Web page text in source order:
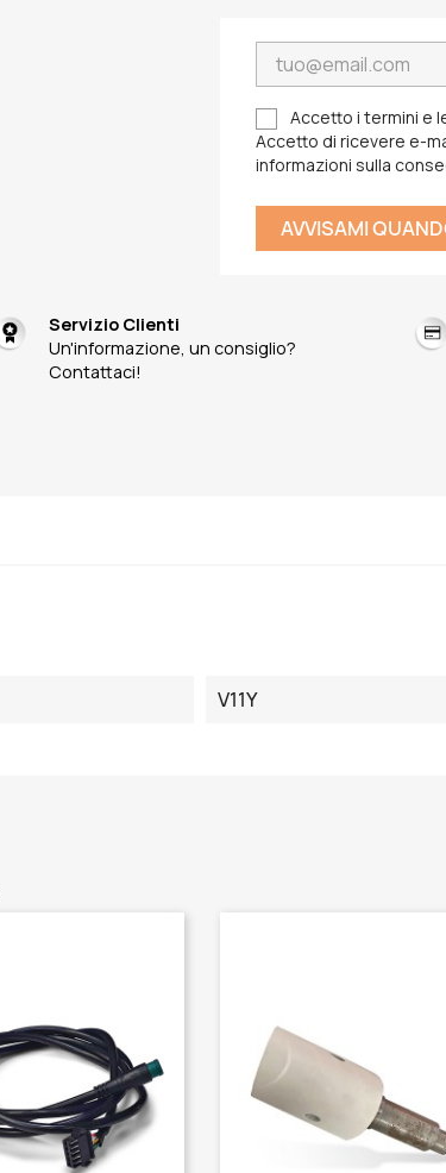
Accetto i termini e
Accetto di ricevere e-
informazioni sulla
AVVISAMI
Servizio Clienti
Un'informazione, un consiglio?
Contattaci!
V11Y